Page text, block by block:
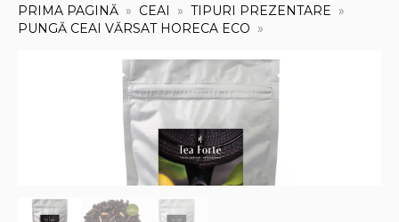
PRIMA PAGINĂ CEAI
TIPURI PREZENTARE
PUNGĂ CEAI VĂRSAT HORECA ECO